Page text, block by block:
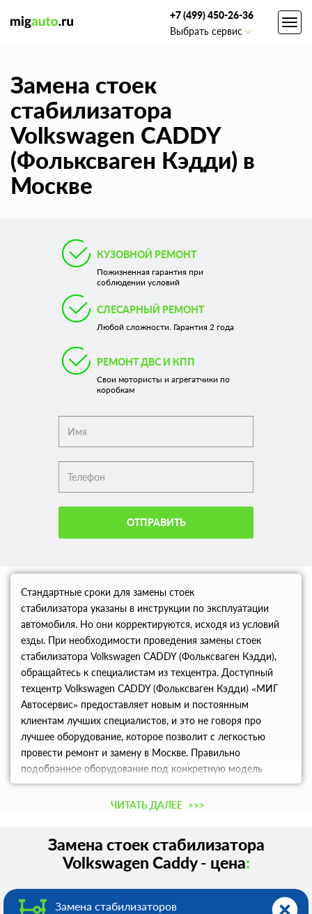
+7 (499) 450-26-36
Выбрать сервис
Замена стоек
стабилизатора
Volkswagen CADDY
(Фольксваген Кэдди) в
Москве
КУЗОВНОЙ РЕМОНТ
Пожизненная гарантия при
соблюдении условий
СЛЕСАРНЫЙ РЕМОНТ
Любой сложности. Гарантия 2 года
РЕМОНТ ДВС И КПП
Свои мотористы и агрегатчики по
коробкам
ОТПРАВИТЬ
Стандартные сроки для замены стоек
стабилизатора указаны в инструкции по эксплуатации
автомобиля. Но они корректируются, исходя из условий
езды. При необходимости проведения замены стоек
стабилизатора Volkswagen CADDY (Фольксваген Кэдди),
обращайтесь к специалистам из техцентра. Доступный
техцентр Volkswagen CADDY (Фольксваген Кэдди) «МИГ
Автосервис» предоставляет новым и постоянным
клиентам лучших специалистов, и это не говоря про
лучшее оборудование, которое позволит с легкостью
провести ремонт и замену в Москве. Правильно
подобранное оборудование под конкретную модель
автомобиля из нашего техцентра создает все
необходимое для качественной замена стоек
ЧИТАТЬ ДАЛЕЕ >>>
Замена стоек стабилизатора
Volkswagen Caddy - цена:
Замена стабилизаторов